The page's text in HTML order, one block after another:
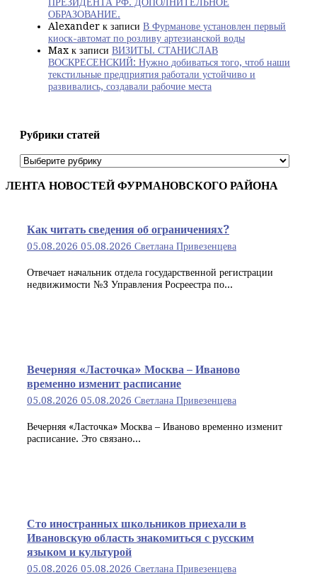
ОБРАЗОВАНИЕ.
Alexander к записи В Фурманове установлен первый
киоск-автомат по розливу артезианской воды
Max к записи ВИЗИТЫ. СТАНИСЛАВ
ВОСКРЕСЕНСКИЙ: Нужно добиваться того, чтоб наши
текстильные предприятия работали устойчиво и
развивались, создавали рабочие места
Рубрики статей
Рубрики
статей
ЛЕНТА НОВОСТЕЙ ФУРМАНОВСКОГО РАЙОНА
Как читать сведения об ограничениях?
05.08.2026 05.08.2026 Светлана Привезенцева
Отвечает начальник отдела государственной регистрации
недвижимости №3 Управления Росреестра по...
Вечерняя «Ласточка» Москва – Иваново
временно изменит расписание
05.08.2026 05.08.2026 Светлана Привезенцева
Вечерняя «Ласточка» Москва – Иваново временно изменит
расписание. Это связано...
Сто иностранных школьников приехали в
Ивановскую область знакомиться с русским
языком и культурой
05.08.2026 05.08.2026 Светлана Привезенцева